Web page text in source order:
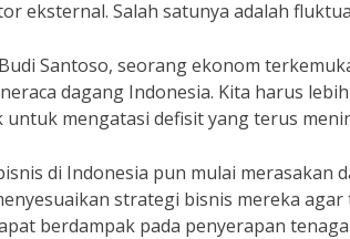
eksternal. Salah satunya adalah
Santoso, seorang ekonom
dagang Indonesia. Kita harus
mengatasi defisit yang terus
di Indonesia pun mulai
strategi bisnis mereka
berdampak pada penyerapan